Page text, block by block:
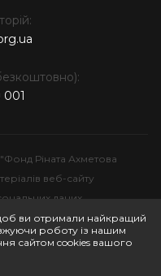
Ріната Ахметова
веб-сайту
даних
ви отримали найкращий
роботу із нашим
сайтом cookies вашого